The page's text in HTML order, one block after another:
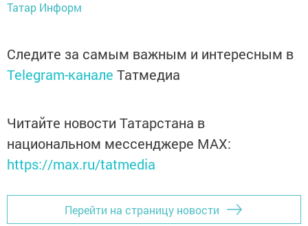
Татар Информ
Следите за самым важным и интересным в
Telegram-канале Татмедиа
Читайте новости Татарстана в
национальном мессенджере MАХ:
https://max.ru/tatmedia
Перейти на страницу новости